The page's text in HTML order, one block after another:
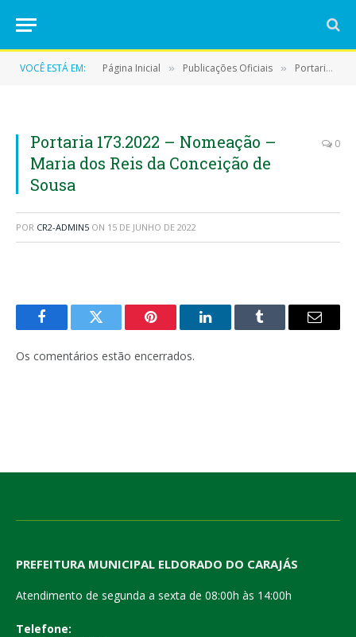
VOCÊ ESTÁ EM: Página Inicial » Publicações Oficiais » Portarias
Portaria 173.2022 – Nomeação –
Maria dos Reis da Conceição de
Sousa
0
POR CR2-ADMIN5 ON 15 DE JUNHO DE 2022
FacebookTwitter Pinterest LinkedInTumblr
E-
Os comentários estão encerrados.
PREFEITURA MUNICIPAL ELDORADO DO CARAJÁS
Atendimento de segunda a sexta de 08:00h às 14:00h
Telefone: